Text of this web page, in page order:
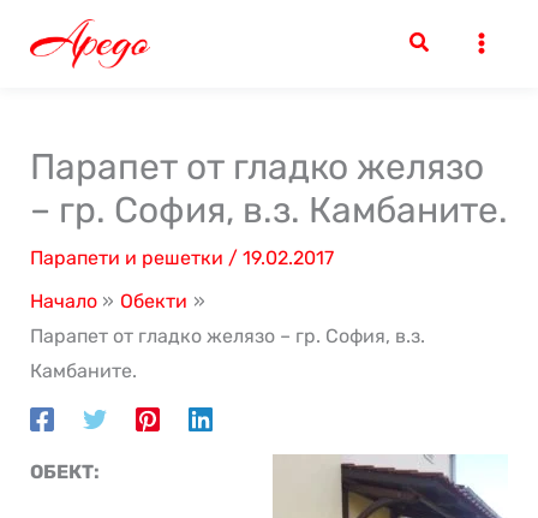
Парапет от гладко желязо
– гр. София, в.з. Камбаните.
Парапети и решетки / 19.02.2017
Начало
Обекти
Парапет от гладко желязо – гр. София, в.з.
Камбаните.
ОБЕКТ: